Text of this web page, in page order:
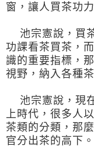
窗，讓人買茶功
池宗憲說，買
功課看茶買茶，
識的重要指標，
視野，納入各種茶
池宗憲說，現
上時代，很多人
茶類的分類，那
官分出茶的高下。